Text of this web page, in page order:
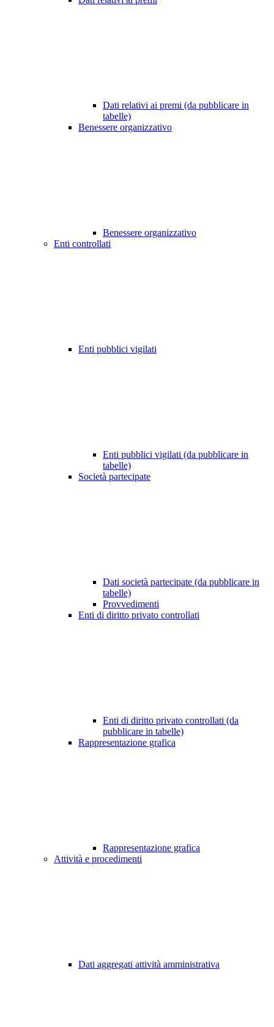
Dati relativi ai premi (da pubblicare in
tabelle)
Benessere organizzativo
Benessere organizzativo
Enti controllati
Enti pubblici vigilati
Enti pubblici vigilati (da pubblicare in
tabelle)
Società partecipate
Dati società partecipate (da pubblicare in
tabelle)
Provvedimenti
Enti di diritto privato controllati
Enti di diritto privato controllati (da
pubblicare in tabelle)
Rappresentazione grafica
Rappresentazione grafica
Attività e procedimenti
Dati aggregati attività amministrativa